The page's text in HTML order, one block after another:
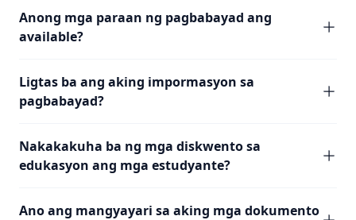
Anong mga paraan ng pagbabayad ang
available?
Ligtas ba ang aking impormasyon sa
pagbabayad?
Nakakakuha ba ng mga diskwento sa
edukasyon ang mga estudyante?
Ano ang mangyayari sa aking mga dokumento